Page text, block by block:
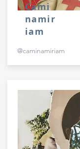
Cami
namir
iam
@caminamiriam